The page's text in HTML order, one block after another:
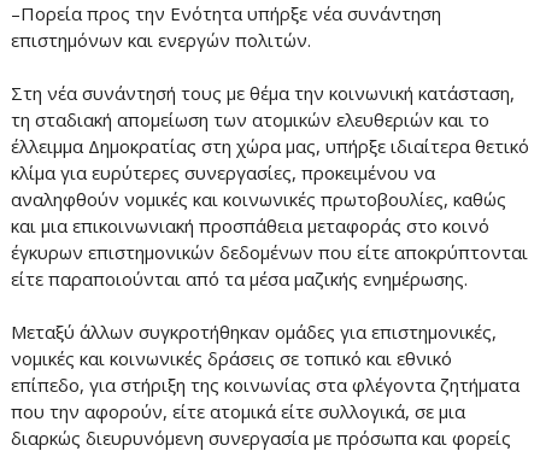
–Πορεία προς την Ενότητα υπήρξε νέα συνάντηση
επιστημόνων και ενεργών πολιτών.
Στη νέα συνάντησή τους με θέμα την κοινωνική κατάσταση,
τη σταδιακή απομείωση των ατομικών ελευθεριών και το
έλλειμμα Δημοκρατίας στη χώρα μας, υπήρξε ιδιαίτερα θετικό
κλίμα για ευρύτερες συνεργασίες, προκειμένου να
αναληφθούν νομικές και κοινωνικές πρωτοβουλίες, καθώς
και μια επικοινωνιακή προσπάθεια μεταφοράς στο κοινό
έγκυρων επιστημονικών δεδομένων που είτε αποκρύπτονται
είτε παραποιούνται από τα μέσα μαζικής ενημέρωσης.
Μεταξύ άλλων συγκροτήθηκαν ομάδες για επιστημονικές,
νομικές και κοινωνικές δράσεις σε τοπικό και εθνικό
επίπεδο, για στήριξη της κοινωνίας στα φλέγοντα ζητήματα
που την αφορούν, είτε ατομικά είτε συλλογικά, σε μια
διαρκώς διευρυνόμενη συνεργασία με πρόσωπα και φορείς